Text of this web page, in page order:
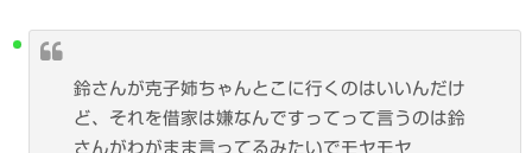
鈴さんが克子姉ちゃんとこに行くのはいいんだけ
ど、それを借家は嫌なんですってって言うのは鈴
さんがわがまま言ってるみたいでモヤモヤ